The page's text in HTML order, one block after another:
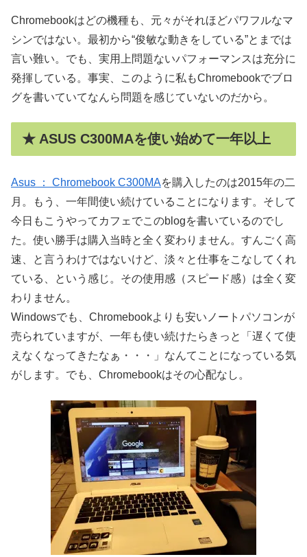
Chromebookはどの機種も、元々がそれほどパワフルなマ
シンではない。最初から“俊敏な動きをしている”とまでは
言い難い。でも、実用上問題ないパフォーマンスは充分に
発揮している。事実、このように私もChromebookでブロ
グを書いていてなんら問題を感じていないのだから。
★ ASUS C300MAを使い始めて一年以上
Asus ： Chromebook C300MAを購入したのは2015年の二
月。もう、一年間使い続けていることになります。そして
今日もこうやってカフェでこのblogを書いているのでし
た。使い勝手は購入当時と全く変わりません。すんごく高
速、と言うわけではないけど、淡々と仕事をこなしてくれ
ている、という感じ。その使用感（スピード感）は全く変
わりません。
Windowsでも、Chromebookよりも安いノートパソコンが
売られていますが、一年も使い続けたらきっと「遅くて使
えなくなってきたなぁ・・・」なんてことになっている気
がします。でも、Chromebookはその心配なし。